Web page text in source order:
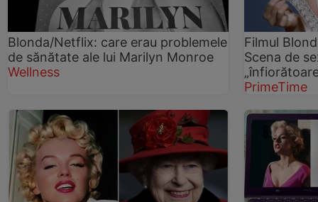
Blonda/Netflix: care erau problemele
de sănătate ale lui Marilyn Monroe
Wellness
Filmul
Scena de
PrimeTime